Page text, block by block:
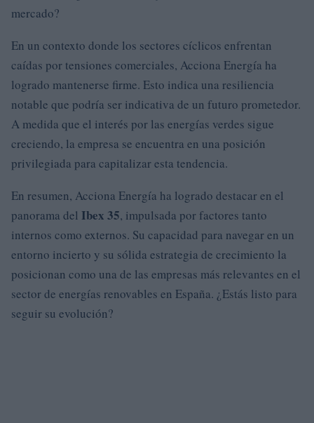
mercado?
En un contexto donde los sectores cíclicos enfrentan
caídas por tensiones comerciales, Acciona Energía ha
logrado mantenerse firme. Esto indica una resiliencia
notable que podría ser indicativa de un futuro prometedor.
A medida que el interés por las energías verdes sigue
creciendo, la empresa se encuentra en una posición
privilegiada para capitalizar esta tendencia.
En resumen, Acciona Energía ha logrado destacar en el
panorama del Ibex 35, impulsada por factores tanto
internos como externos. Su capacidad para navegar en un
entorno incierto y su sólida estrategia de crecimiento la
posicionan como una de las empresas más relevantes en el
sector de energías renovables en España. ¿Estás listo para
seguir su evolución?